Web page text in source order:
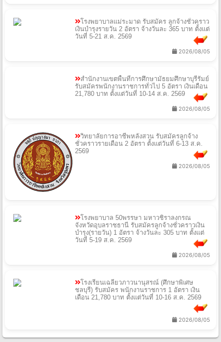
โรงพยาบาลแม่ระมาด รับสมัคร ลูกจ้างชั่วคราว
เงินบำรุงรายวัน 2 อัตรา จ้างวันละ 365 บาท ตั้งแต่
วันที่ 5-21 ส.ค. 2569
2026/08/05
สำนักงานเขตพื้นที่การศึกษามัธยมศึกษาบุรีรัมย์
รับสมัครพนักงานราชการทั่วไป 5 อัตรา เงินเดือน
21,780 บาท ตั้งแต่วันที่ 10-14 ส.ค. 2569
2026/08/05
วิทยาลัยการอาชีพหลังสวน รับสมัครลูกจ้าง
ชั่วคราวรายเดือน 2 อัตรา ตั้งแต่วันที่ 6-13 ส.ค.
2569
2026/08/05
โรงพยาบาล 50พรรษา มหาวชิราลงกรณ
จังหวัดอุบลราชธานี รับสมัครลูกจ้างชั่วคราวเงิน
บำรุง(รายวัน) 1 อัตรา จ้างวันละ 305 บาท ตั้งแต่
วันที่ 5-19 ส.ค. 2569
2026/08/05
โรงเรียนเฉลียวภาวนานุสรณ์ (ศึกษาพิเศษ
ชลบุรี) รับสมัคร พนักงานราชการ 1 อัตรา เงิน
เดือน 21,780 บาท ตั้งแต่วันที่ 10-16 ส.ค. 2569
2026/08/05